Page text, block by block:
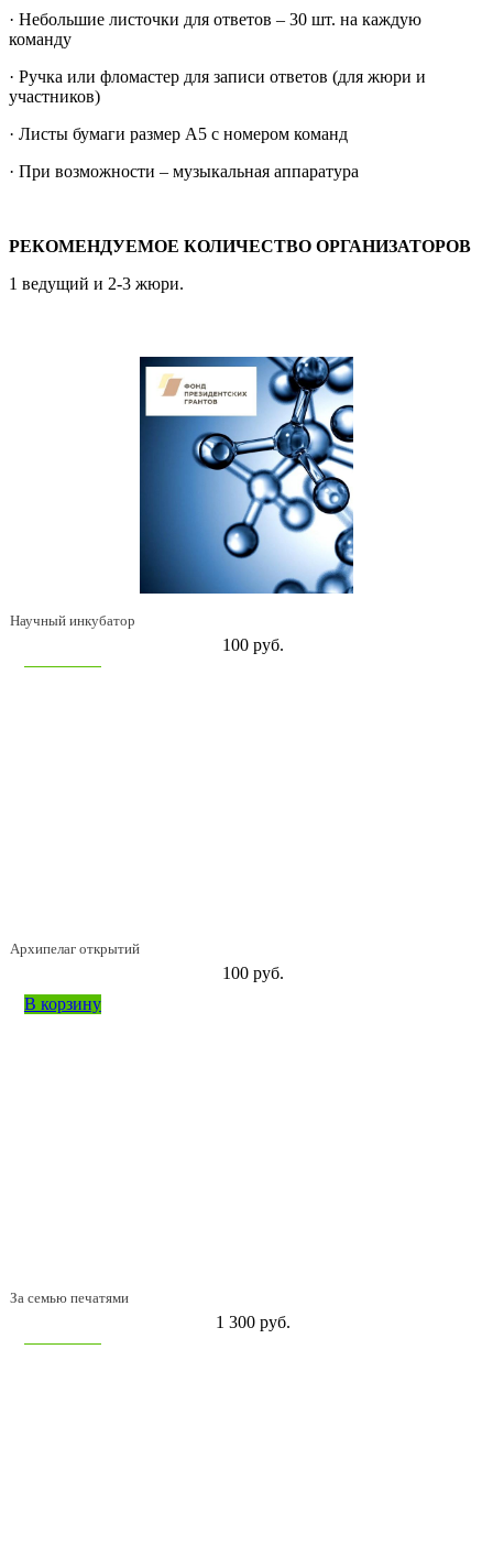
· Небольшие листочки для ответов – 30 шт. на каждую
команду
· Ручка или фломастер для записи ответов (для жюри и
участников)
· Листы бумаги размер А5 с номером команд
· При возможности – музыкальная аппаратура
РЕКОМЕНДУЕМОЕ КОЛИЧЕСТВО ОРГАНИЗАТОРОВ
1 ведущий и 2-3 жюри.
Научный инкубатор
100 руб.
Архипелаг открытий
100 руб.
В корзину
За семью печатями
1 300 руб.